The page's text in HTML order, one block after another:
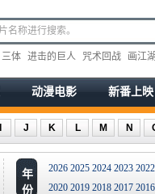
三体 进击的巨人 咒术回战 画江
动漫电影 新番上映
J K L M N
年
份
2026 2025 2024 2023 2022
2020 2019 2018 2017 2016